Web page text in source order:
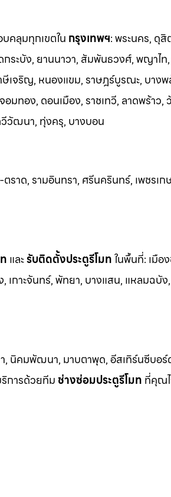
คลุมทุกเขตใน กรุงเทพฯ: พระนคร, ดุ
ระบัง, ยานนาวา, สัมพันธวงศ์, พญาไท
เจริญ, หนองแขม, ราษฎร์บูรณะ, บาง
มทอง, ดอนเมือง, ราชเทวี, ลาดพร้าว
วีวัฒนา, ทุ่งครุ, บางบอน
ราด, รามอินทรา, ศรีนครินทร, เพชรเก
และรับติดตั้งประตูรีโมทในพื้นที่: เมือ
เกาะจันทร์, พัทยา, บางแสน, แหลมฉบั
, นิคมพัฒนา, มาบตาพุด, อีสเทิร์นซีบอ
ริการด้วยทีม ช่างซ่อมประตูรีโมท ที่คุณไ